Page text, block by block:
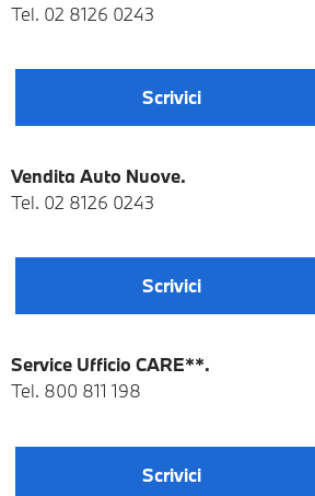
Tel. 02 8126 0243
Scrivici
Vendita Auto Nuove.
Tel. 02 8126 0243
Scrivici
Service Ufficio CARE**.
Tel. 800 811 198
Scrivici